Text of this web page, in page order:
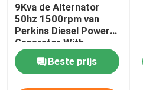
9Kva de Alternator
50hz 1500rpm van
Perkins Diesel Power
Generator With
Stamford
Beste prijs